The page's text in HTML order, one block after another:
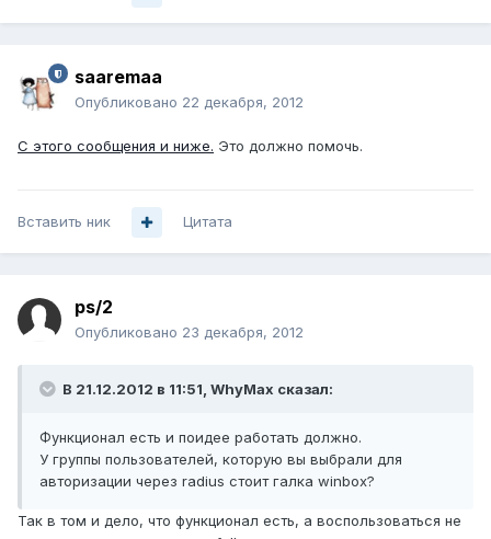
saaremaa
Опубликовано 22 декабря, 2012
С этого сообщения и ниже. Это должно помочь.
Вставить ник Цитата
ps/2
Опубликовано 23 декабря, 2012
В 21.12.2012 в 11:51, WhyMax сказал:
Функционал есть и поидее работать должно.
У группы пользователей, которую вы выбрали для
авторизации через radius стоит галка winbox?
Так в том и дело, что функционал есть, а воспользоваться не